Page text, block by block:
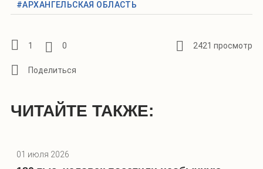
#АРХАНГЕЛЬСКАЯ ОБЛАСТЬ
1 0 2421 просмотр
ЧИТАЙТЕ ТАКЖЕ:
01 июля 2026